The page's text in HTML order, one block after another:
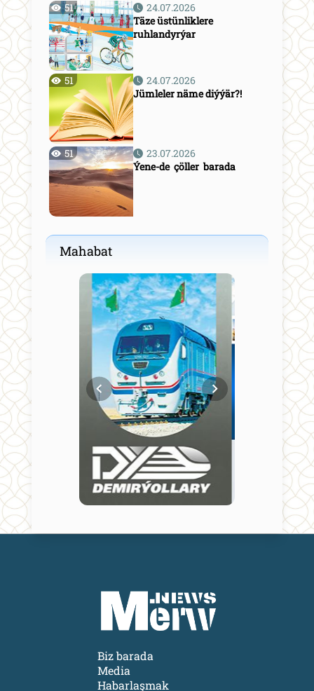
51
24.07.2026
Täze üstünliklere
ruhlandyrýar
51
24.07.2026
Jümleler näme diýýär?!
51
23.07.2026
Ýene-de çöller barada
Mahabat
Biz barada
Media
Habarlaşmak